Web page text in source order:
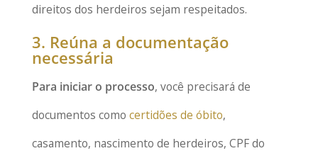
direitos dos herdeiros sejam respeitados.
3. Reúna a documentação
necessária
Para iniciar o processo, você precisará de
documentos como certidões de óbito,
casamento, nascimento de herdeiros, CPF do